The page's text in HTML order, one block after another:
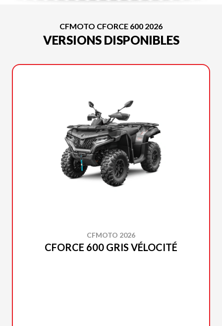
CFMOTO CFORCE 600 2026
VERSIONS DISPONIBLES
CFMOTO 2026
CFORCE 600 GRIS VÉLOCITÉ